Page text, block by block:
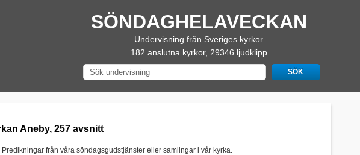
SÖNDAGHELAVECKAN
Undervisning från Sveriges kyrkor
182 anslutna kyrkor, 29346 ljudklipp
Aneby, 257 avsnitt
från våra söndagsgudstjänster eller samlingar i vår kyrka.